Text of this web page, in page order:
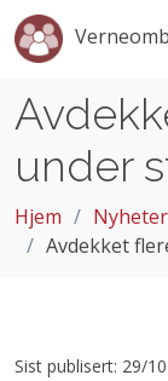
under
Hjem
Avdekket
Sist publisert: 29/